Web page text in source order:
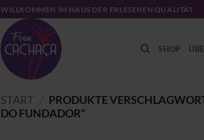
WILLKOMMEN IM HAUS DER ERLESENEN QUALITÄT
SHOP
START
PRODUKTE
DO FUNDADOR“